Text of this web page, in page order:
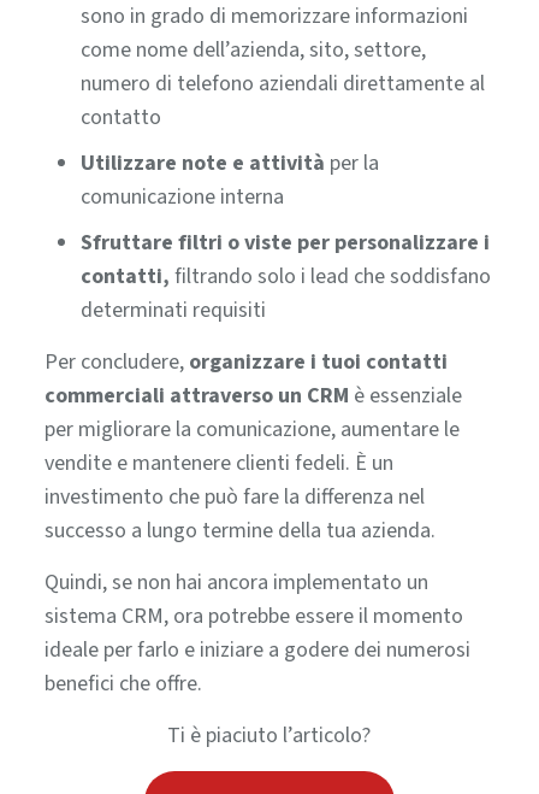
sono in grado di memorizzare informazioni
come nome dell’azienda, sito, settore,
numero di telefono aziendali direttamente al
contatto
Utilizzare note e attività per la
comunicazione interna
Sfruttare filtri o viste per personalizzare i
contatti, filtrando solo i lead che soddisfano
determinati requisiti
Per concludere, organizzare i tuoi contatti
commerciali attraverso un CRM è essenziale
per migliorare la comunicazione, aumentare le
vendite e mantenere clienti fedeli. È un
investimento che può fare la differenza nel
successo a lungo termine della tua azienda.
Quindi, se non hai ancora implementato un
sistema CRM, ora potrebbe essere il momento
ideale per farlo e iniziare a godere dei numerosi
benefici che offre.
Ti è piaciuto l’articolo?